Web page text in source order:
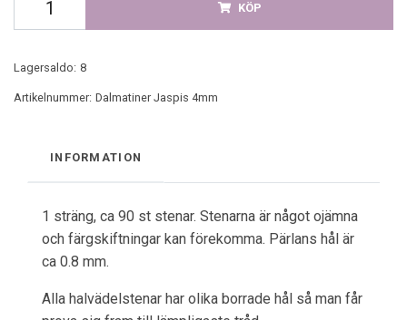
KÖP
Lagersaldo: 8
Artikelnummer: Dalmatiner Jaspis 4mm
INFORMATION
1 sträng, ca 90 st stenar. Stenarna är något ojämna
och färgskiftningar kan förekomma. Pärlans hål är
ca 0.8 mm.
Alla halvädelstenar har olika borrade hål så man får